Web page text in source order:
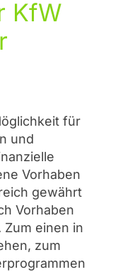
KfW
für
und
Vorhaben
gewährt
Vorhaben
einen in
zum